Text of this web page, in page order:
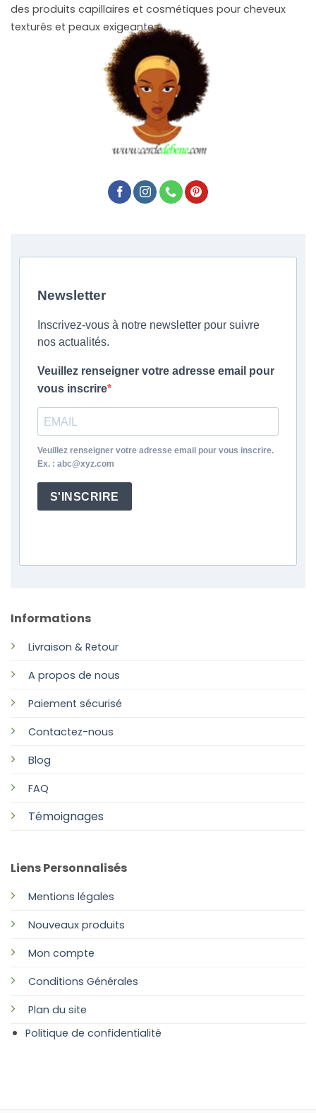
des produits capillaires et cosmétiques pour cheveux
texturés et peaux exigeantes.
Informations
Livraison & Retour
A propos de nous
Paiement sécurisé
Contactez-nous
Blog
FAQ
Témoignages
Liens Personnalisés
Mentions légales
Nouveaux produits
Mon compte
Conditions Générales
Plan du site
Politique de confidentialité
Newsletter
Inscrivez-vous à notre newsletter pour suivre
nos actualités.
Veuillez renseigner votre adresse email pour
vous inscrire
Veuillez renseigner votre adresse email pour vous inscrire.
Ex. : abc@xyz.com
S'INSCRIRE